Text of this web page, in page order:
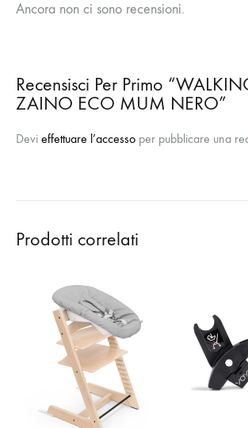
Ancora non ci sono recensioni.
Recensisci Per Primo
ZAINO ECO MUM NERO”
Devi effettuare l’accesso per pubblicare una
Prodotti correlati